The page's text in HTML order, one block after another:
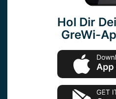
Hol Dir
GreWi-